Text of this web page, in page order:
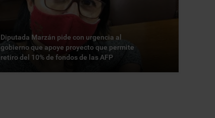
Diputada Marzán pide con urgencia al
gobierno que apoye proyecto que permite
retiro del 10% de fondos de las AFP